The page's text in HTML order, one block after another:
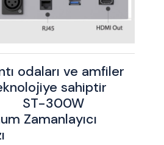
odaları ve amfiler
sahiptir
Zamanlayıcı